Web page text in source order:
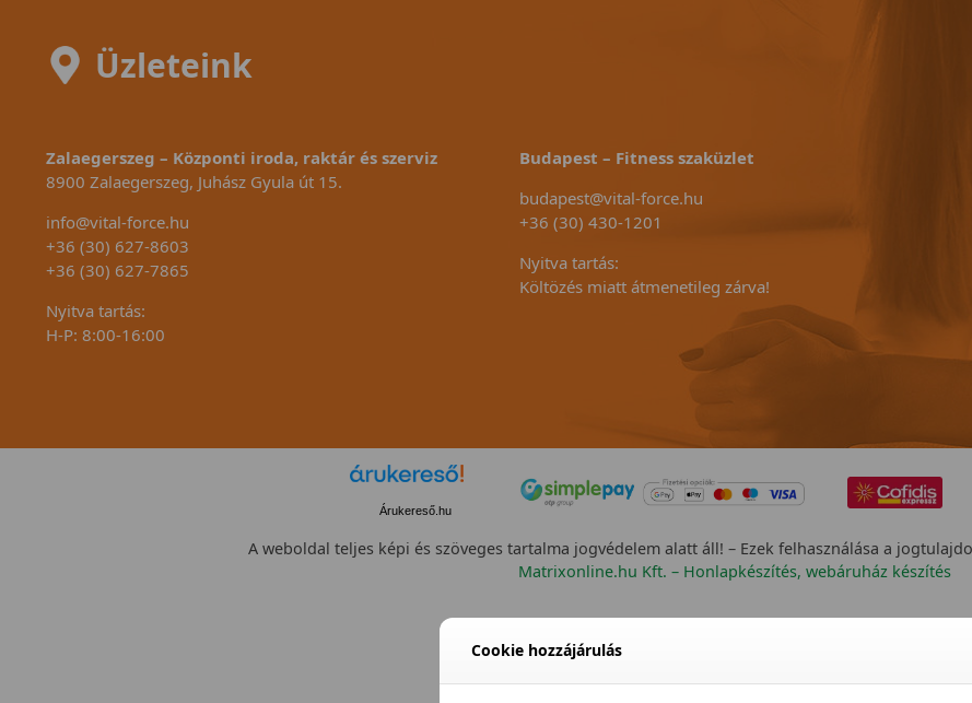
Üzleteink
Zalaegerszeg – Központi iroda, raktár és szerviz
8900 Zalaegerszeg, Juhász Gyula út 15.
info@vital-force.hu
+36 (30) 627-8603
+36 (30) 627-7865
Nyitva tartás:
H-P: 8:00-16:00
Budapest – Fitness szaküzlet
budapest@vital-force.hu
+36 (30) 430-1201
Nyitva tartás:
Költözés miatt átmenetileg zárva!
Árukereső.hu
A weboldal teljes képi és szöveges tartalma jogvédelem alatt áll! – Ezek felhasználása a
Matrixonline.hu Kft. – Honlapkészítés, webáruház készítés
Cookie hozzájárulás